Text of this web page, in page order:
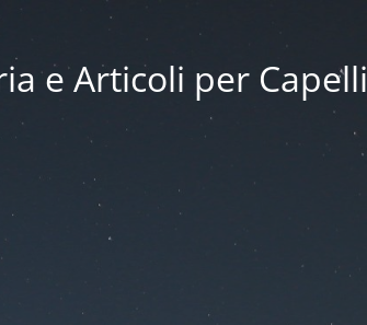
e Articoli per Capelli